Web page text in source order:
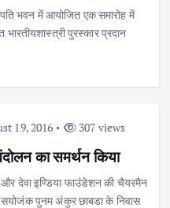
भवन में आयोजित एक समारोह में
भारतीयशास्‍त्री पुरस्‍कार प्रदान
19, 2016 307 views
का समर्थन किया
और देवा इण्डिया फाउंडेशन की चैयरमैन
सयोजंक पुनम अंकुर छाबडा के निवास